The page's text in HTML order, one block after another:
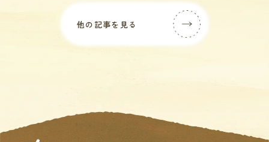
他の記事を見る